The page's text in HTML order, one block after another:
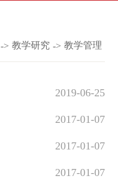
-> 教学研究 -> 教学管理
2019-06-25
2017-01-07
2017-01-07
2017-01-07